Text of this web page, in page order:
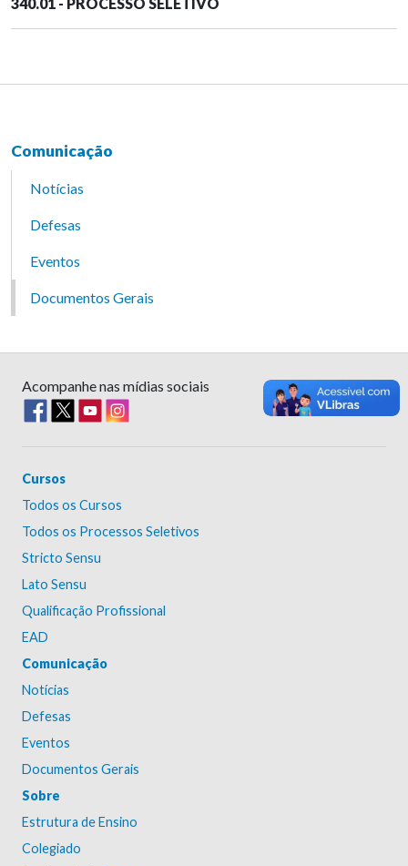
Comunicação
Notícias
Defesas
Eventos
Documentos Gerais
Acompanhe nas mídias sociais
Cursos
Todos os Cursos
Todos os Processos Seletivos
Stricto Sensu
Lato Sensu
Qualificação Profissional
EAD
Comunicação
Notícias
Defesas
Eventos
Documentos Gerais
Sobre
Estrutura de Ensino
Colegiado